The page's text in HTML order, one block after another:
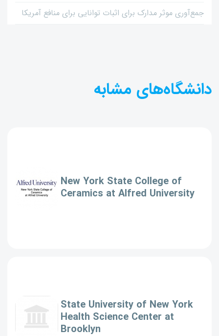
جمع‌آوری موثر مدارک برای اثبات توانایی برای منافع آمریکا
دانشگاه‌های مشابه
New York State College of
Ceramics at Alfred University
State University of New York
Health Science Center at
Brooklyn